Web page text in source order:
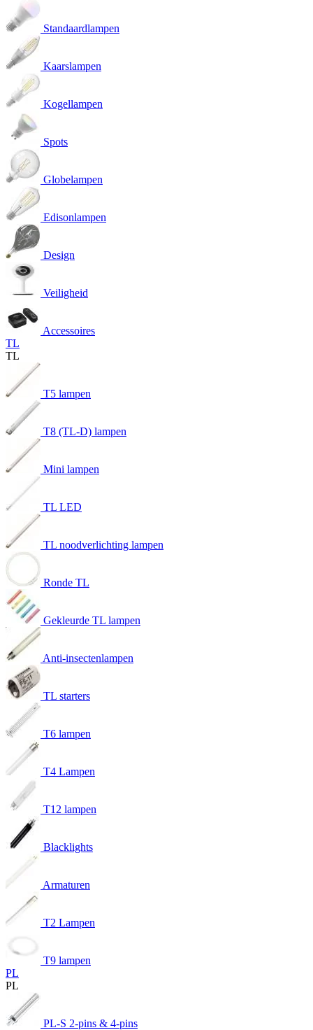
Standaardlampen
Kaarslampen
Kogellampen
Spots
Globelampen
Edisonlampen
Design
Veiligheid
Accessoires
TL
TL
T5 lampen
T8 (TL-D) lampen
Mini lampen
TL LED
TL noodverlichting lampen
Ronde TL
Gekleurde TL lampen
Anti-insectenlampen
TL starters
T6 lampen
T4 Lampen
T12 lampen
Blacklights
Armaturen
T2 Lampen
T9 lampen
PL
PL
PL-S 2-pins & 4-pins